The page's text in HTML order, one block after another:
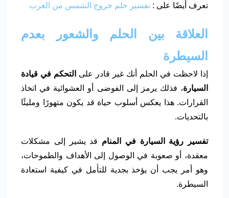
تعرف أيضًا على : تفسير حلم خروج الشمس من الغرب
العلاقة بين الحلم والشعور بعدم
السيطرة
إذا لاحظت في الحلم أنك غير قادر على
التحكم في قيادة
السيارة، فذلك يرمز إلى الفوضى أو العشوائية في اتخاذ
القرارات. هذا يعكس أسلوب حياة قد يكون متهورًا ومليئًا
بالتحديات.
تفسير رؤية السيارة في المنام قد يشير إلى مشكلات
معقدة، أو صعوبة في الوصول إلى الأهداف والطموحات،
وهو أمر يجب أن يؤخذ بجدية للتأمل في كيفية استعادة
السيطرة.